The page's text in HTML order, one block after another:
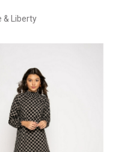
& Liberty